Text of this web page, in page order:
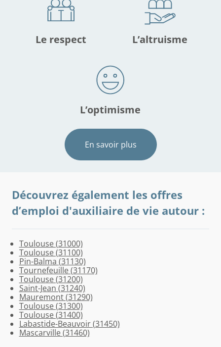
Le respect L’altruisme
L’optimisme
En savoir plus
Découvrez également les offres
d’emploi d'auxiliaire de vie autour :
Toulouse (31000)
Toulouse (31100)
Pin-Balma (31130)
Tournefeuille (31170)
Toulouse (31200)
Saint-Jean (31240)
Mauremont (31290)
Toulouse (31300)
Toulouse (31400)
Labastide-Beauvoir (31450)
Mascarville (31460)
Toulouse
(31500)
Ramonville-
Saint-
Agne
(31520)
Nailloux
(31560)
Saint-
Pierre-
de-
Lages
(31570)
Labège
(31670)
Beauzelle
(31700)
Escalquens
(31750)
Brassac
(09000)
Saint-
Amadou
(09100)
Mazères
(09270)
Justiniac
(09700)